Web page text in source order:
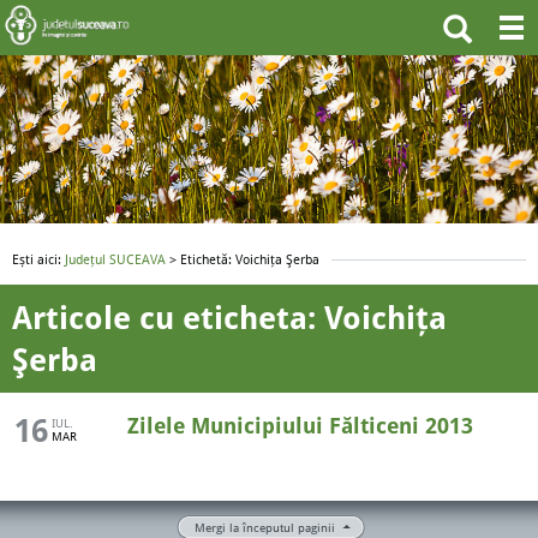
Ești aici: Județul SUCEAVA > Etichetă: Voichiţa Şerba
Articole cu eticheta: Voichiţa
Şerba
Zilele Municipiului Fălticeni 2013
16 IUL.
MAR
Mergi la începutul paginii